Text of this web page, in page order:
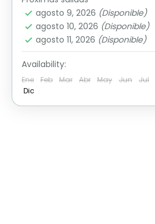
agosto 9, 2026 (Disponible)
agosto 10, 2026 (Disponible)
agosto 11, 2026 (Disponible)
Availability:
Ene Feb Mar Abr May Jun Jul
Dic